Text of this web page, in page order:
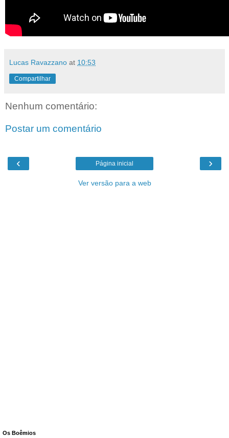
Lucas Ravazzano at 10:53
Compartilhar
Nenhum comentário:
Postar um comentário
‹ ›
Página inicial
Ver versão para a web
Os Boêmios